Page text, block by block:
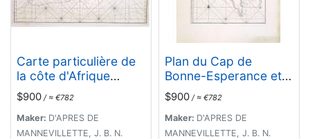
Carte particulière de
la côte d'Afrique
depuis le cap des
Courans jusqu'à la
baye de Ste Hélène. . .
$900 / ≈ €782
Maker: D'APRES DE
MANNEVILLETTE, J. B. N.
Plan du Cap de
Bonne-Esperance et
ses environs..
$900 / ≈ €782
Maker: D'APRES DE
MANNEVILLETTE, J. B. N.